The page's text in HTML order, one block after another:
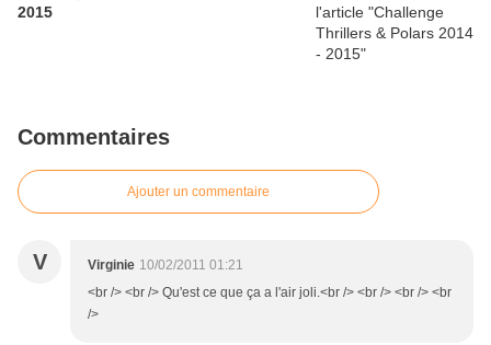
2015
Commentaires
Ajouter un commentaire
V Virginie 10/02/2011 01:21
<br /> <br /> Qu'est ce que ça a l'air joli.<br /> <br /> <br /> <br
/>